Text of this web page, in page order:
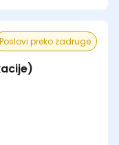
Poslovi preko zadruge